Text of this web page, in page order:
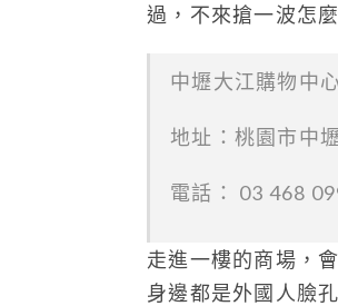
過，不來搶一波怎
中壢大江購物中
地址：桃園市中
電話： 03 468
走進一樓的商場，
身邊都是外國人臉